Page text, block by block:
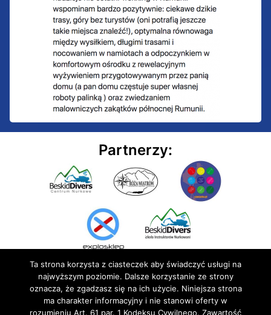
Partnerzy:
Ta strona korzysta z ciasteczek aby świadczyć usługi na
najwyższym poziomie. Dalsze korzystanie ze strony
oznacza, że zgadzasz się na ich użycie. Niniejsza strona
ma charakter informacyjny i nie stanowi oferty w
rozumieniu Art. 61 par. 1 Kodeksu Cywilnego. Zawartość